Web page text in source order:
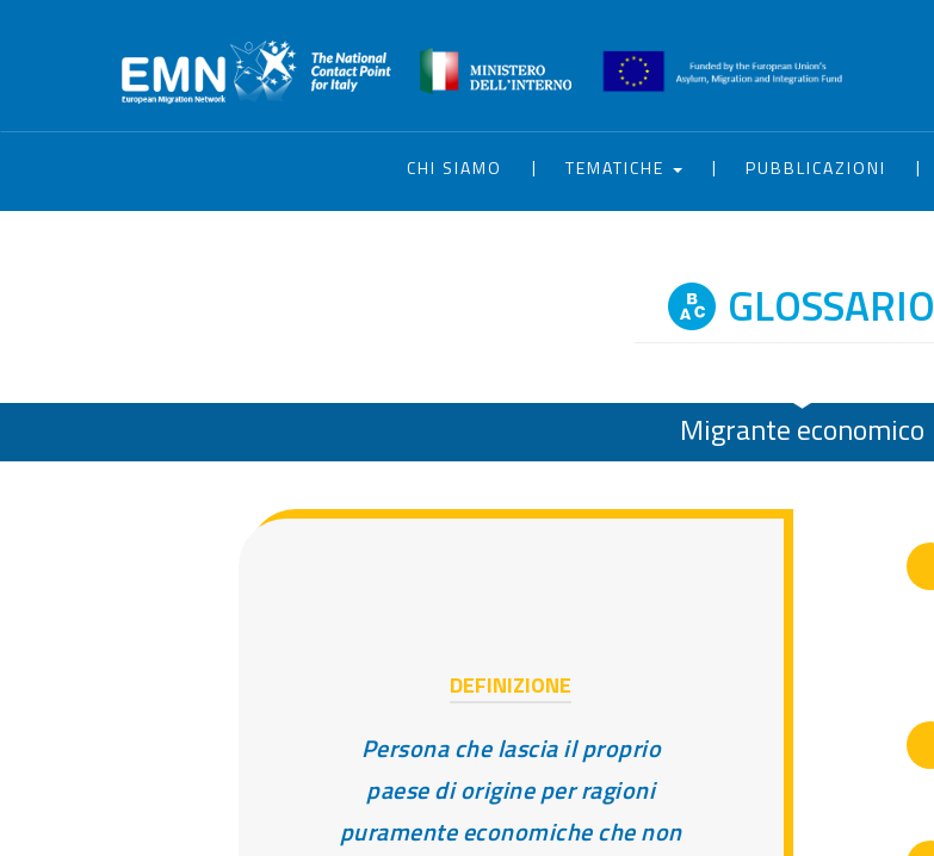
CHI SIAMO | TEMATICHE | PUBBLICAZIONI |
GLOSSARIO
Migrante economico
DEFINIZIONE
Persona che lascia il proprio
paese di origine per ragioni
puramente economiche che non